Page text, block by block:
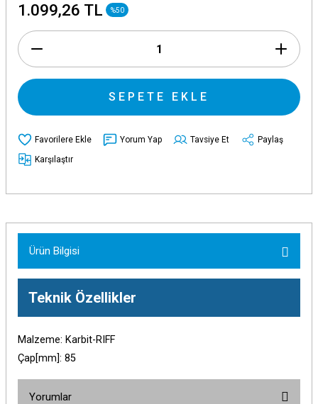
1.099,26 TL %50
SEPETE EKLE
Yorum Yap Tavsiye Et
Paylaş
Karşılaştır
Ürün Bilgisi
Teknik Özellikler
Malzeme: Karbit-RIFF
Çap[mm]: 85
Yorumlar